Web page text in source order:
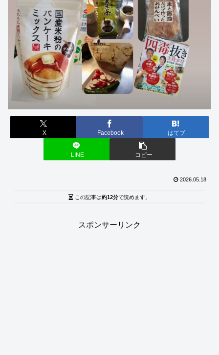
X Facebook はてブ
LINE コピー
2026.05.18
この記事は約12分で読めます。
スポンサーリンク